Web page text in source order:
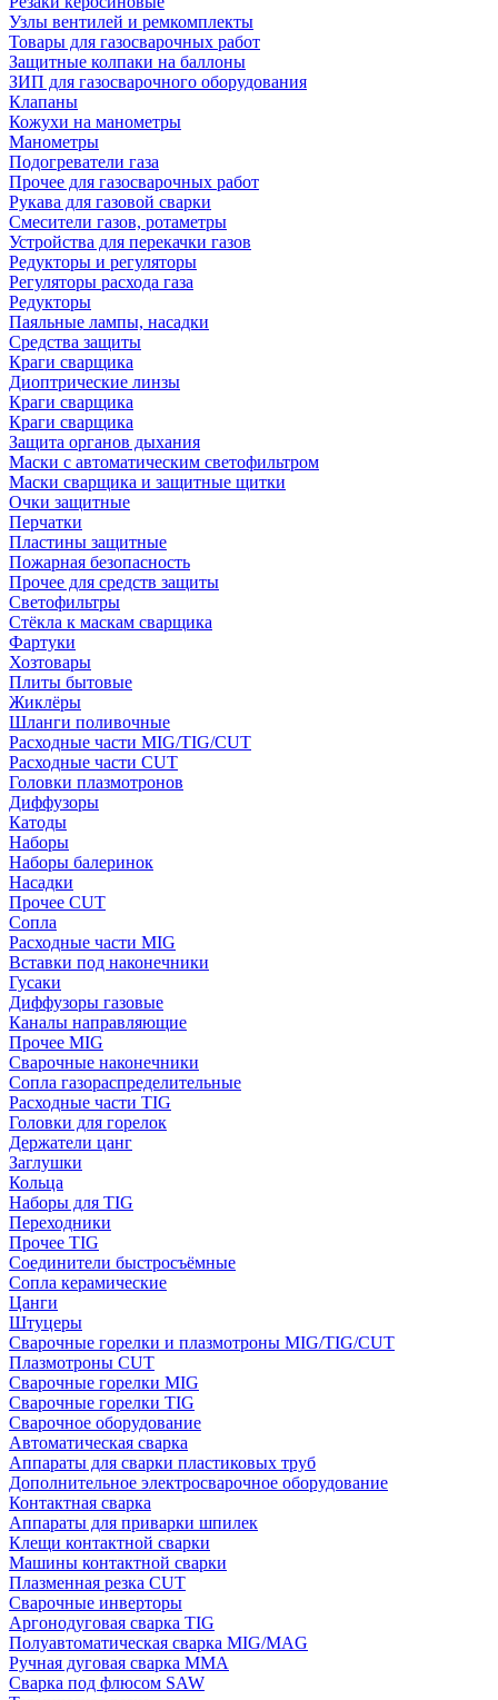
Узлы вентилей и ремкомплекты
Товары для газосварочных работ
Защитные колпаки на баллоны
ЗИП для газосварочного оборудования
Клапаны
Кожухи на манометры
Манометры
Подогреватели газа
Прочее для газосварочных работ
Рукава для газовой сварки
Смесители газов, ротаметры
Устройства для перекачки газов
Редукторы и регуляторы
Регуляторы расхода газа
Редукторы
Паяльные лампы, насадки
Средства защиты
Краги сварщика
Диоптрические линзы
Краги сварщика
Краги сварщика
Защита органов дыхания
Маски с автоматическим светофильтром
Маски сварщика и защитные щитки
Очки защитные
Перчатки
Пластины защитные
Пожарная безопасность
Прочее для средств защиты
Светофильтры
Стёкла к маскам сварщика
Фартуки
Хозтовары
Плиты бытовые
Жиклёры
Шланги поливочные
Расходные части MIG/TIG/CUT
Расходные части CUT
Головки плазмотронов
Диффузоры
Катоды
Наборы
Наборы балеринок
Насадки
Прочее CUT
Сопла
Расходные части MIG
Вставки под наконечники
Гусаки
Диффузоры газовые
Каналы направляющие
Прочее MIG
Сварочные наконечники
Сопла газораспределительные
Расходные части TIG
Головки для горелок
Держатели цанг
Заглушки
Кольца
Наборы для TIG
Переходники
Прочее TIG
Соединители быстросъёмные
Сопла керамические
Цанги
Штуцеры
Сварочные горелки и плазмотроны MIG/TIG/CUT
Плазмотроны CUT
Сварочные горелки MIG
Сварочные горелки TIG
Сварочное оборудование
Автоматическая сварка
Аппараты для сварки пластиковых труб
Дополнительное электросварочное оборудование
Контактная сварка
Аппараты для приварки шпилек
Клещи контактной сварки
Машины контактной сварки
Плазменная резка CUT
Сварочные инверторы
Аргонодуговая сварка TIG
Полуавтоматическая сварка MIG/MAG
Ручная дуговая сварка MMA
Сварка под флюсом SAW